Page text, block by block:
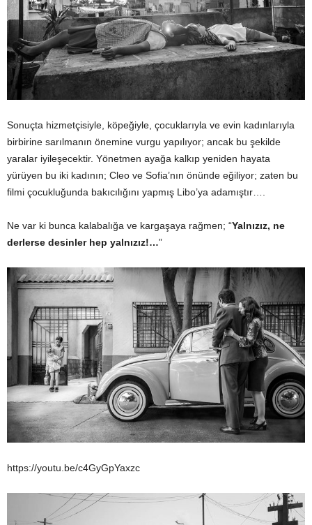
Sonuçta hizmetçisiyle, köpeğiyle, çocuklarıyla ve evin kadınlarıyla
birbirine sarılmanın önemine vurgu yapılıyor; ancak bu şekilde
yaralar iyileşecektir. Yönetmen ayağa kalkıp yeniden hayata
yürüyen bu iki kadının; Cleo ve Sofia’nın önünde eğiliyor; zaten bu
filmi çocukluğunda bakıcılığını yapmış Libo’ya adamıştır….
Ne var ki bunca kalabalığa ve kargaşaya rağmen; “Yalnızız, ne
derlerse desinler hep yalnızız!…”
https://youtu.be/c4GyGpYaxzc